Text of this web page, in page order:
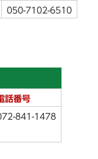
050-7102-6510
話番号
841-1478